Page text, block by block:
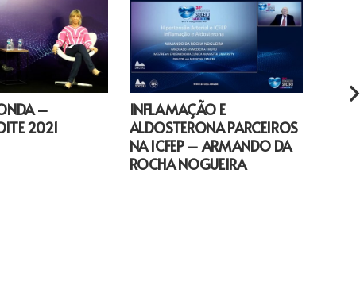
–
2021
INFLAMAÇÃO E
ALDOSTERONA PARCEIROS
NA ICFEP – ARMANDO DA
ROCHA NOGUEIRA